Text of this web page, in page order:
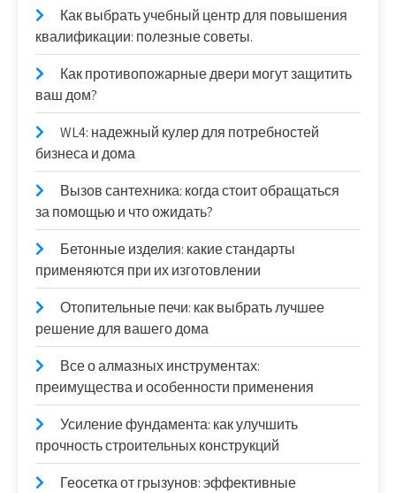
Как выбрать учебный центр для повышения
квалификации: полезные советы.
Как противопожарные двери могут защитить
ваш дом?
WL4: надежный кулер для потребностей
бизнеса и дома
Вызов сантехника: когда стоит обращаться
за помощью и что ожидать?
Бетонные изделия: какие стандарты
применяются при их изготовлении
Отопительные печи: как выбрать лучшее
решение для вашего дома
Все о алмазных инструментах:
преимущества и особенности применения
Усиление фундамента: как улучшить
прочность строительных конструкций
Геосетка от грызунов: эффективные